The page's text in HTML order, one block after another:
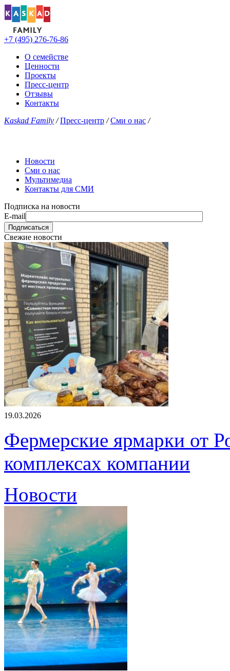
+7 (495) 276-76-86
О семействе
Ценности
Проекты
Пресс-центр
Отзывы
Контакты
Kaskad Family / Пресс-центр / Сми о нас /
Новости
Сми о нас
Мультимедиа
Контакты для СМИ
Подписка на новости
E-mail
Свежие новости
19.03.2026
Фермерские ярмарки от
комплексах компании
Новости